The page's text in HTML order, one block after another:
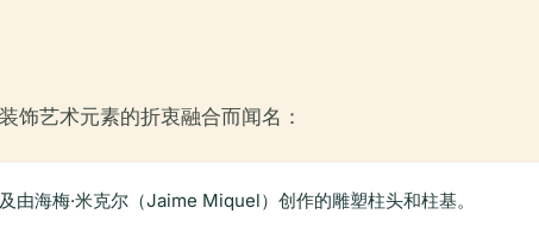
饰艺术元素的折衷融合而闻名：
由海梅·米克尔（Jaime Miquel）创作的雕塑柱头和柱基。